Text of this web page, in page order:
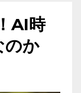
AI時
のか